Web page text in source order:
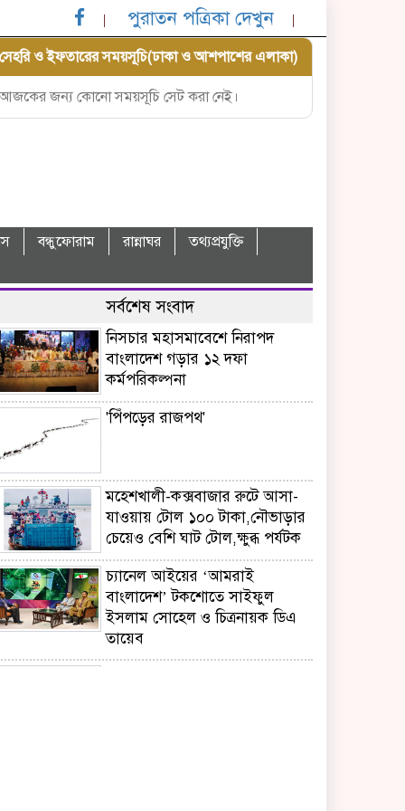
পুরাতন পত্রিকা দেখুন
সেহরি ও ইফতারের সময়সূচি(ঢাকা ও আশপাশের এলাকা)
আজকের জন্য কোনো সময়সূচি সেট করা নেই।
বন্ধুফোরাম রান্নাঘর
তথ্যপ্রযুক্তি
সর্বশেষ সংবাদ
নিসচার মহাসমাবেশে নিরাপদ
বাংলাদেশ গড়ার ১২ দফা
কর্মপরিকল্পনা
'পিঁপড়ের রাজপথ'
মহেশখালী-কক্সবাজার রুটে আসা-
যাওয়ায় টোল ১০০ টাকা,নৌভাড়ার
চেয়েও বেশি ঘাট টোল,ক্ষুব্ধ পর্যটক
চ্যানেল আইয়ের ‘আমরাই
বাংলাদেশ’ টকশোতে সাইফুল
ইসলাম সোহেল ও চিত্রনায়ক ডিএ
তায়েব